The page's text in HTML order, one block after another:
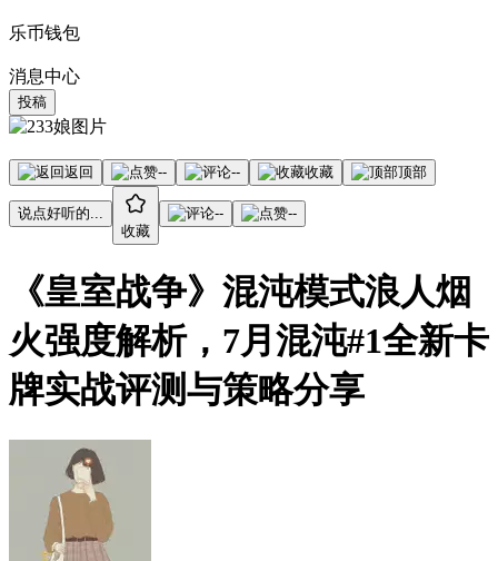
乐币钱包
消息中心
投稿
返回 -- -- 收藏 顶部
说点好听的...
收藏
-- --
《皇室战争》混沌模式浪人烟
火强度解析，7月混沌#1全新卡
牌实战评测与策略分享